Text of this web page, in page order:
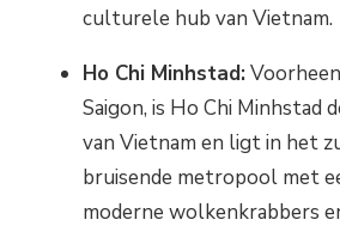
culturele hub van Vietnam.
Ho Chi Minhstad:
Saigon, is Ho Chi Minhstad
van Vietnam en ligt in het
bruisende metropool met
moderne wolkenkrabbers